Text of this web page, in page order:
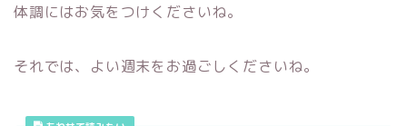
体調にはお気をつけくださいね。
それでは、よい週末をお過ごしくださいね。